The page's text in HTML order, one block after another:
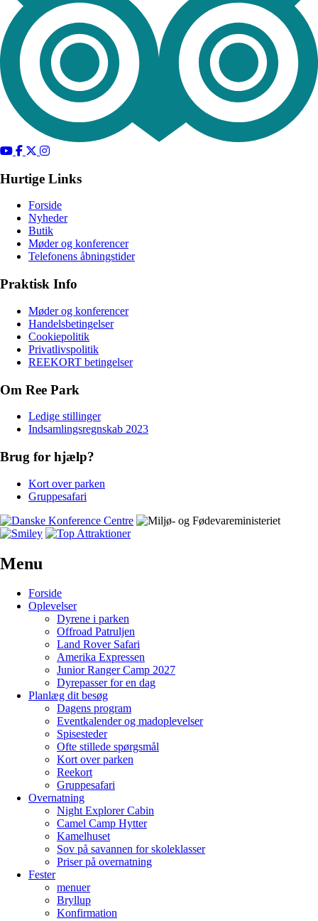
Hurtige Links
Forside
Nyheder
Butik
Møder og konferencer
Telefonens åbningstider
Praktisk Info
Møder og konferencer
Handelsbetingelser
Cookiepolitik
Privatlivspolitik
REEKORT betingelser
Om Ree Park
Ledige stillinger
Indsamlingsregnskab 2023
Brug for hjælp?
Kort over parken
Gruppesafari
Menu
Forside
Oplevelser
Dyrene i parken
Offroad Patruljen
Land Rover Safari
Amerika Expressen
Junior Ranger Camp 2027
Dyrepasser for en dag
Planlæg dit besøg
Dagens program
Eventkalender og madoplevelser
Spisesteder
Ofte stillede spørgsmål
Kort over parken
Reekort
Gruppesafari
Overnatning
Night Explorer Cabin
Camel Camp Hytter
Kamelhuset
Sov på savannen for skoleklasser
Priser på overnatning
Fester
menuer
Bryllup
Konfirmation